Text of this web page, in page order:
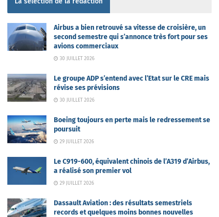
Airbus a bien retrouvé sa vitesse de croisière, un
second semestre qui s’annonce très fort pour ses
avions commerciaux
30 JUILLET 2026
Le groupe ADP s’entend avec l’Etat sur le CRE mais
révise ses prévisions
30 JUILLET 2026
Boeing toujours en perte mais le redressement se
poursuit
29 JUILLET 2026
Le C919-600, équivalent chinois de l’A319 d’Airbus,
a réalisé son premier vol
29 JUILLET 2026
Dassault Aviation : des résultats semestriels
records et quelques moins bonnes nouvelles